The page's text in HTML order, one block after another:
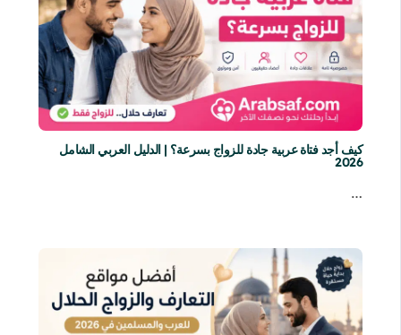
كيف أجد فتاة عربية جادة للزواج بسرعة؟ | الدليل العربي الشامل
2026
…